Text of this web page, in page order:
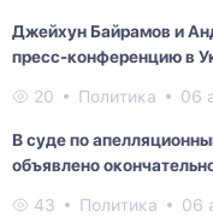
Джейхун Байрамов и
пресс-конференцию в
20 Политика 06
В суде по
объявлено
43 Политика 06